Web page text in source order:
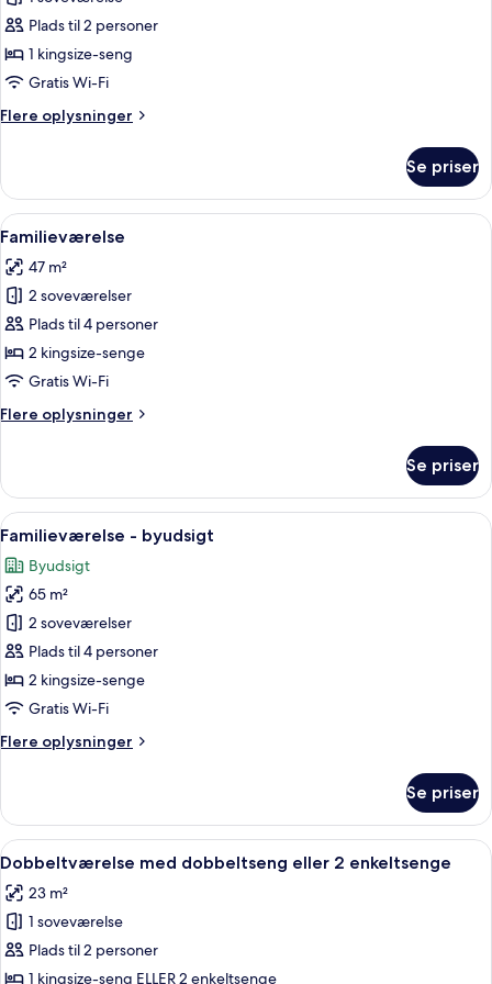
dobbeltværelse
-
1
seng
-
tårn
Plads til 2 personer
1 kingsize-seng
Gratis Wi-Fi
Flere oplysninger
Flere
dobbeltværelse
1
seng
-
tårn
Se priser
Indlæs
alle
billeder
af
Familieværelse
Et hotelværelse med en stor seng, et
5
Familieværelse
47 m²
2 soveværelser
Plads til 4 personer
2 kingsize-senge
Gratis Wi-Fi
Flere oplysninger
Flere
Se priser
Indlæs
alle
billeder
af
Familieværelse
-
byudsigt
Et moderne soveværelse med en
4
Familieværelse - byudsigt
Byudsigt
65 m²
2 soveværelser
Plads til 4 personer
2 kingsize-senge
Gratis Wi-Fi
Flere oplysninger
Flere
-
byudsigt
Se priser
Indlæs
alle
billeder
af
Dobbeltværelse
med
Et pænt opredt soveværelse med
6
Dobbeltværelse med dobbeltseng eller 2 enkeltsenge
23 m²
1 soveværelse
Plads til 2 personer
1 kingsize-seng ELLER 2 enkeltsenge